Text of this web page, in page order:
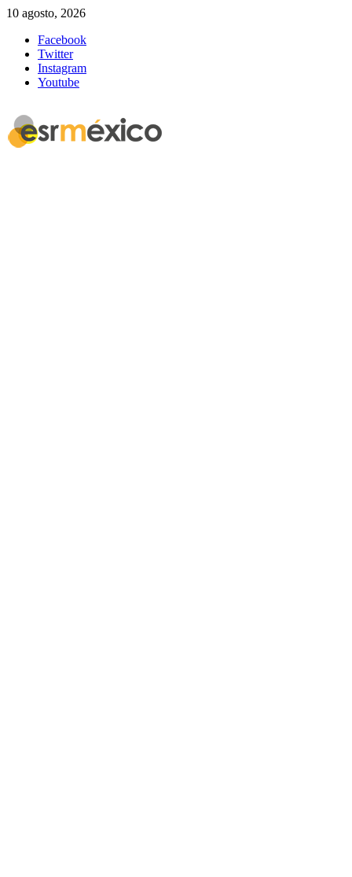
10 agosto, 2026
Facebook
Twitter
Instagram
Youtube